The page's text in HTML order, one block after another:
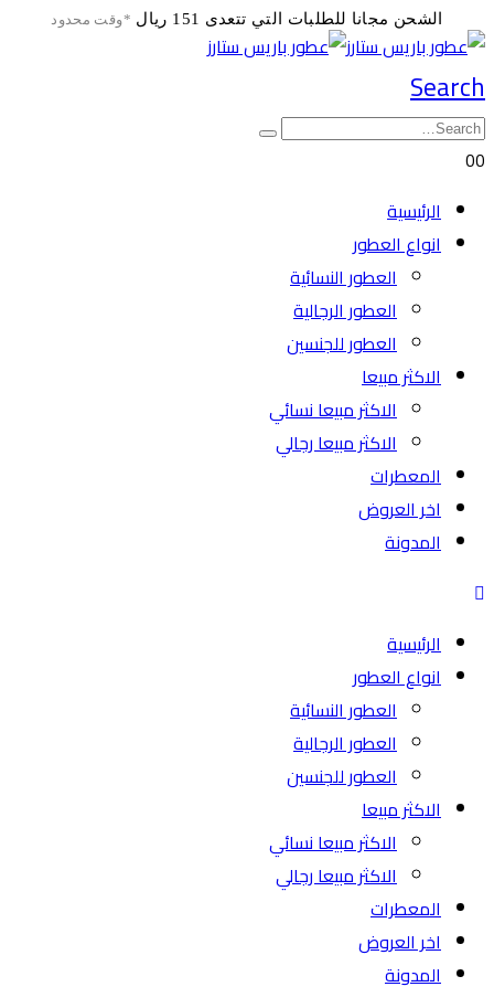
الشحن مجانا للطلبات التي تتعدى 151 ريال *وقت محدود
Search
00
الرئيسية
انواع العطور
العطور النسائية
العطور الرجالية
العطور للجنسين
الاكثر مبيعا
الاكثر مبيعا نسائي
الاكثر مبيعا رجالي
المعطرات
اخر العروض
المدونة
الرئيسية
انواع العطور
العطور النسائية
العطور الرجالية
العطور للجنسين
الاكثر مبيعا
الاكثر مبيعا نسائي
الاكثر مبيعا رجالي
المعطرات
اخر العروض
المدونة